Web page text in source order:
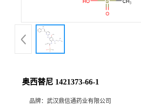
产
奥西替尼 1421373-66-1
品牌： 武汉鼎信通药业有限公司